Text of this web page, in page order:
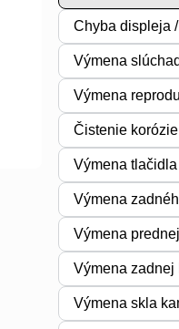
Chyba displeja
Výmena
Výmena
Čistenie
Výmena
Výmena
Výmena
Výmena zadnej
Výmena skla